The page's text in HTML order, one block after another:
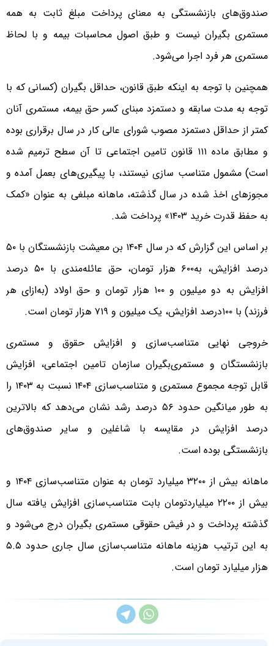
صندوق‌های بازنشستگی به معنای پرداخت مبلغ ثابت به همه
مستمری بگیران نیست و طبق اصول محاسبات بیمه و با لحاظ
مستمری هر فرد اجرا می‌شود.
همچنین با توجه به اینکه طبق قانون، حداقل بگیران (کسانی که با
توجه به مدت سابقه و دستمزد مبنای کسر حق بیمه، مستمری آنان
کمتر از حداقل دستمزد مصوب شورای عالی کار در سال برقراری بوده
و مطابق ماده ۱۱۱ قانون تامین اجتماعی تا آن سطح ترمیم شده
است) مشمول متناسب سازی نیستند، با پیگیری‌های بعمل آمده و
مجوزهای اخذ شده در سال گذشته، ماهانه مبلغی به عنوان «کمک
به حفظ قدرت خرید ۱۴۰۳» پرداخت شد.
بر اساس این گزارش که در سال ۱۴۰۴ بن معیشت بازنشستگان با ۵۰
درصد افزایش، به۶۰۰ هزار تومان، حق عائله‌مندی با ۵۰ درصد
افزایش به دو میلیون و ۱۰۰ هزار تومان و حق اولاد (به‌ازای هر
فرزند) با ۱۰۰درصد افزایش، یک میلیون و ۷۱۹ هزار تومان است.
خروجی نهایی متناسب‌سازی و افزایش حقوق و مستمری
بازنشستگان و مستمری‌بگیران سازمان تامین اجتماعی، افزایش
قابل توجه مجموع مستمری و متناسب‌سازی ۱۴۰۴ نسبت به ۱۴۰۳ را
به طور میانگین حدود ۵۶ درصد رشد نشان می‌دهد که بالاترین
درصد افزایش در مقایسه با شاغلین و سایر صندوق‌های
بازنشستگی بوده است.
ماهانه بیش از ۳۲۰۰ میلیارد تومان به عنوان متناسب‌سازی ۱۴۰۴ و
بیش از ۲۲۰۰ میلیاردتومان بابت متناسب‌سازی افزایش یافته سال
گذشته پرداخت و در فیش حقوقی مستمری بگیران درج می‌شود و
به این ترتیب هزینه ماهانه متناسب‌سازی سال جاری حدود ۵.۵
هزار میلیارد تومان است.